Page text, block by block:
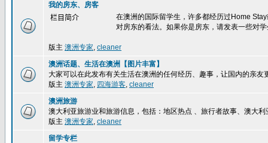
我的房东、房客
栏目简介
在澳洲的国际留学生，许多都经历过Home
对房东的看法。如果你是房东，请发表一些对
版主 澳洲专家, cleaner
澳洲话题、生活在澳洲【图片丰富】
大家可以在此发布有关生活在澳洲的任何经历、趣事，让国内的亲
版主 澳洲专家, 四海游客, cleaner
澳洲旅游
澳大利亚旅游业和旅游信息，包括：地区热点 、旅行者故事、澳大
版主 澳洲专家, cleaner
留学专栏